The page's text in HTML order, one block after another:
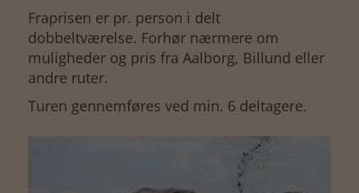
Fraprisen er pr. person i delt
dobbeltværelse. Forhør nærmere om
muligheder og pris fra Aalborg, Billund eller
andre ruter.
Turen gennemføres ved min. 6 deltagere.